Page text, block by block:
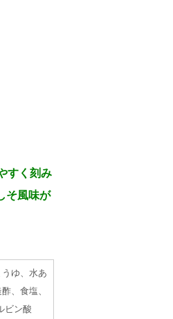
すく刻み
そ風味が
ゆ、水あ
、食塩、
ビン酸